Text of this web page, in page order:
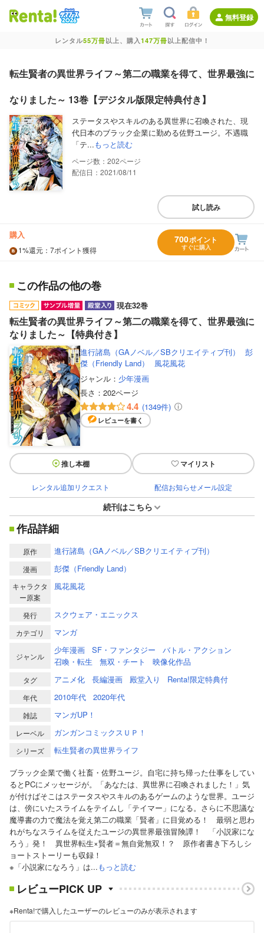
無料登録
レンタル55万冊以上、購入147万冊以上配信中！
転生賢者の異世界ライフ～第二の職業を得て、世界最強に
なりました～ 13巻【デジタル版限定特典付き】
ステータスやスキルのある異世界に召喚された、現
代日本のブラック企業に勤める佐野ユージ。不遇職
「テ...もっと読む
202
配信日：2021/08/11
試し読み
購入
1%還元 ：7ポイント獲得
700ポイント
すぐに購入
この作品の他の巻
現在32巻
転生賢者の異世界ライフ～第二の職業を得て、世界最強に
なりました～【特典付き】
進行諸島（GAノベル／SBクリエイティブ刊）
彭
傑（Friendly Land）
風花風花
ジャンル： 少年漫画
長さ： 202ページ
4.4 (1349件)
レビューを書く
推し本棚 マイリスト
レンタル追加リクエスト 配信お知らせメール設定
続刊はこちら
作品詳細
原作 進行諸島（GAノベル／SBクリエイティブ刊）
漫画 彭傑（Friendly Land）
キャラクタ
ー原案
風花風花
発行 スクウェア・エニックス
カテゴリ マンガ
ジャンル
少年漫画 SF・ファンタジー
バトル・アクション
召喚・転生
無双・チート 映像化作品
タグ アニメ化 長編漫画 殿堂入り Renta!限定特典付
年代 2010年代 2020年代
雑誌 マンガUP！
レーベル ガンガンコミックスＵＰ！
シリーズ
転生賢者の異世界ライフ
ブラック企業で働く社畜・佐野ユージ。自宅に持ち帰った仕事をしてい
るとPCにメッセージが。「あなたは、異世界に召喚されました！」気
が付けばそこはステータスやスキルのあるゲームのような世界。ユージ
は、傍にいたスライムをテイムし「テイマー」になる。さらに不思議な
魔導書の力で魔法を覚え第二の職業「賢者」に目覚める！ 最弱と思わ
れがちなスライムを従えたユージの異世界最強冒険譚！ 「小説家にな
ろう」発！ 異世界転生×賢者＝無自覚無双！？ 原作者書き下ろしシ
ョートストーリーも収録！
※「小説家になろう」は...もっと読む
レビューPICK UP
※Renta!で購入したユーザーのレビューのみが表示されます